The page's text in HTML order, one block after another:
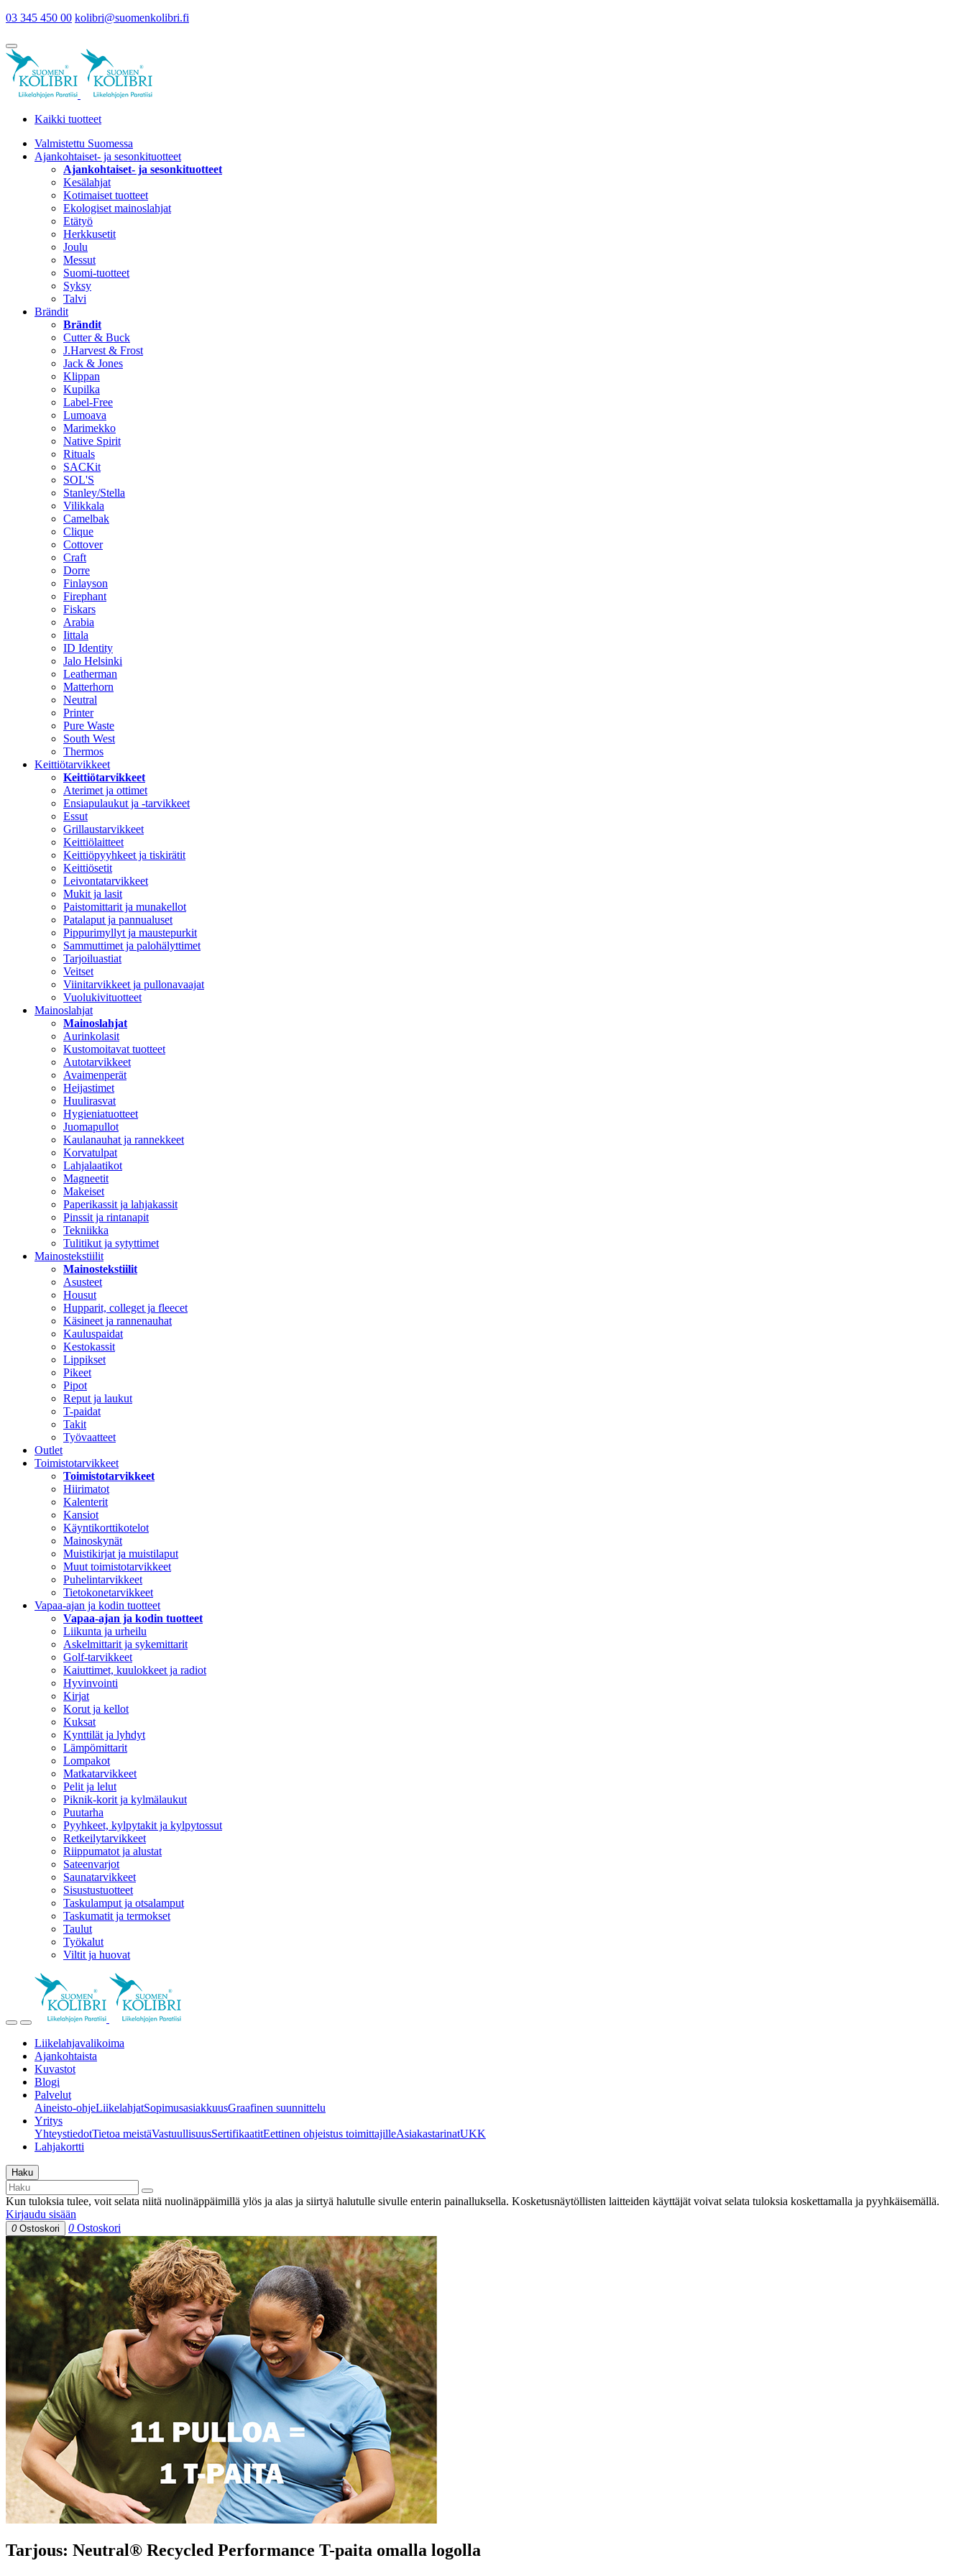
03 345 450 00 kolibri@suomenkolibri.fi
Kaikki tuotteet
Valmistettu Suomessa
Ajankohtaiset- ja sesonkituotteet
Ajankohtaiset- ja sesonkituotteet
Kesälahjat
Kotimaiset tuotteet
Ekologiset mainoslahjat
Etätyö
Herkkusetit
Joulu
Messut
Suomi-tuotteet
Syksy
Talvi
Brändit
Brändit
Cutter & Buck
J.Harvest & Frost
Jack & Jones
Klippan
Kupilka
Label-Free
Lumoava
Marimekko
Native Spirit
Rituals
SACKit
SOL'S
Stanley/Stella
Vilikkala
Camelbak
Clique
Cottover
Craft
Dorre
Finlayson
Firephant
Fiskars
Arabia
Iittala
ID Identity
Jalo Helsinki
Leatherman
Matterhorn
Neutral
Printer
Pure Waste
South West
Thermos
Keittiötarvikkeet
Keittiötarvikkeet
Aterimet ja ottimet
Ensiapulaukut ja -tarvikkeet
Essut
Grillaustarvikkeet
Keittiölaitteet
Keittiöpyyhkeet ja tiskirätit
Keittiösetit
Leivontatarvikkeet
Mukit ja lasit
Paistomittarit ja munakellot
Patalaput ja pannualuset
Pippurimyllyt ja maustepurkit
Sammuttimet ja palohälyttimet
Tarjoiluastiat
Veitset
Viinitarvikkeet ja pullonavaajat
Vuolukivituotteet
Mainoslahjat
Mainoslahjat
Aurinkolasit
Kustomoitavat tuotteet
Autotarvikkeet
Avaimenperät
Heijastimet
Huulirasvat
Hygieniatuotteet
Juomapullot
Kaulanauhat ja rannekkeet
Korvatulpat
Lahjalaatikot
Magneetit
Makeiset
Paperikassit ja lahjakassit
Pinssit ja rintanapit
Tekniikka
Tulitikut ja sytyttimet
Mainostekstiilit
Mainostekstiilit
Asusteet
Housut
Hupparit, colleget ja fleecet
Käsineet ja rannenauhat
Kauluspaidat
Kestokassit
Lippikset
Pikeet
Pipot
Reput ja laukut
T-paidat
Takit
Työvaatteet
Outlet
Toimistotarvikkeet
Toimistotarvikkeet
Hiirimatot
Kalenterit
Kansiot
Käyntikorttikotelot
Mainoskynät
Muistikirjat ja muistilaput
Muut toimistotarvikkeet
Puhelintarvikkeet
Tietokonetarvikkeet
Vapaa-ajan ja kodin tuotteet
Vapaa-ajan ja kodin tuotteet
Liikunta ja urheilu
Askelmittarit ja sykemittarit
Golf-tarvikkeet
Kaiuttimet, kuulokkeet ja radiot
Hyvinvointi
Kirjat
Korut ja kellot
Kuksat
Kynttilät ja lyhdyt
Lämpömittarit
Lompakot
Matkatarvikkeet
Pelit ja lelut
Piknik-korit ja kylmälaukut
Puutarha
Pyyhkeet, kylpytakit ja kylpytossut
Retkeilytarvikkeet
Riippumatot ja alustat
Sateenvarjot
Saunatarvikkeet
Sisustustuotteet
Taskulamput ja otsalamput
Taskumatit ja termokset
Taulut
Työkalut
Viltit ja huovat
Liikelahjavalikoima
Ajankohtaista
Kuvastot
Blogi
Palvelut
Aineisto-ohjeLiikelahjatSopimusasiakkuusGraafinen suunnittelu
Yritys
YhteystiedotTietoa meistäVastuullisuusSertifikaatitEettinen ohjeistus toimittajilleAsiakastarinatUKK
Lahjakortti
Haku
Kun tuloksia tulee, voit selata niitä nuolinäppäimillä ylös ja alas ja siirtyä halutulle sivulle enterin painalluksella. Kosketusnäytöllisten laitteiden käyttäjät voivat selata tuloksia koskettamalla ja pyyhkäisemällä.
Kirjaudu sisään
0 Ostoskori 0 Ostoskori
Tarjous: Neutral® Recycled Performance T-paita omalla logolla